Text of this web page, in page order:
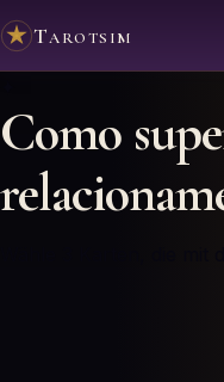
Tarotsim
Como